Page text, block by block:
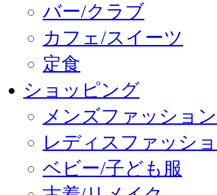
バー/クラブ
カフェ/スイーツ
定食
ショッピング
メンズファッション
レディスファッシ
ベビー/子ども服